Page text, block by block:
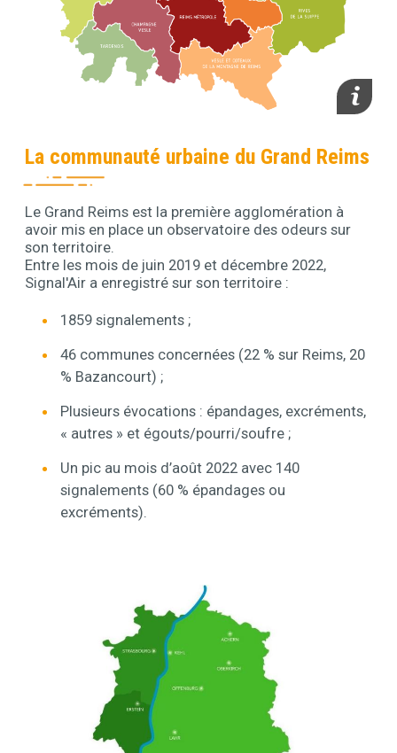
La communauté urbaine du Grand Reims
Contenu
Le Grand Reims est la première agglomération à
avoir mis en place un observatoire des odeurs sur
son territoire.
Entre les mois de juin 2019 et décembre 2022,
Signal'Air a enregistré sur son territoire :
1859 signalements ;
46 communes concernées (22 % sur Reims, 20
% Bazancourt) ;
Plusieurs évocations : épandages, excréments,
« autres » et égouts/pourri/soufre ;
Un pic au mois d’août 2022 avec 140
signalements (60 % épandages ou
excréments).